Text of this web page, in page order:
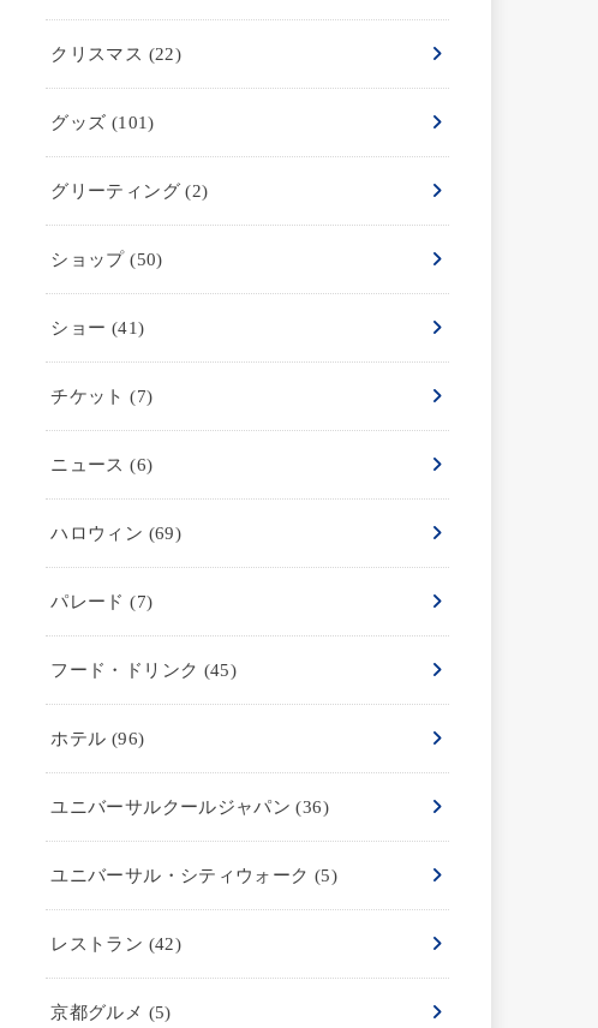
クリスマス (22)
グッズ (101)
グリーティング(2)
ショップ(50)
ショー (41)
チケット(7)
ニュース(6)
ハロウィン (69)
パレード(7)
フード・ドリンク (45)
ホテル (96)
ユニバーサルクールジャパン(36)
ユニバーサル・シティウォーク (5)
レストラン (42)
京都グルメ (5)